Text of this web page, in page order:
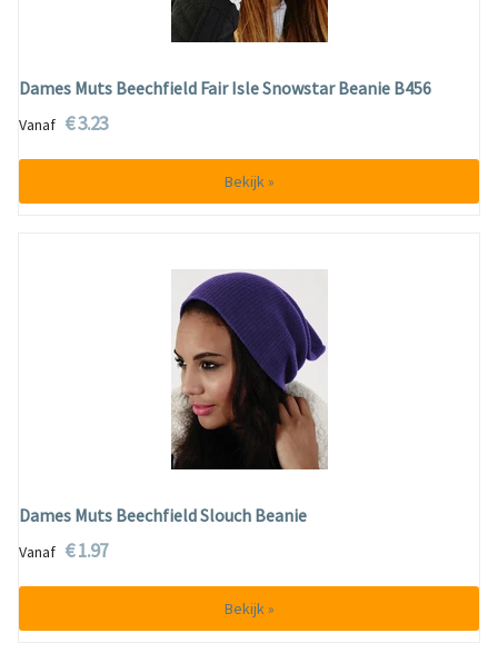
Dames Muts Beechfield Fair Isle Snowstar Beanie B456
Vanaf € 3.23
Bekijk »
Dames Muts Beechfield Slouch Beanie
Vanaf € 1.97
Bekijk »